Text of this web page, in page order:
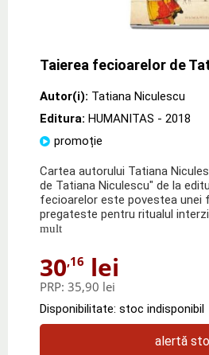
Taierea fecioarelor de
Autor(i): Tatiana Niculescu
Editura: HUMANITAS - 2018
promoție
Cartea autorului Tatiana
de Tatiana Niculescu" de la
fecioarelor este povestea unei
pregateste pentru ritualul
mult
30,16 lei
PRP: 35,90 lei
Disponibilitate: stoc indisponibil
alertă